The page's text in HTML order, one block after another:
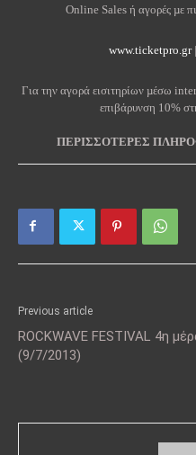
Online Sales ή αγορές µε
www.ticketpro.gr|
Για την αγορά εισιτηρίων µέσω
επιβάρυνση 10%
ΠΕΡΙΣΣΟΤΕΡΕΣ
Previous article
ROCKWAVE FESTIVAL 4η
(9/7/2013)